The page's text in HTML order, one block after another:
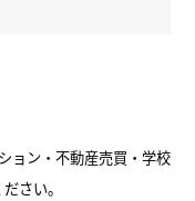
ョン・不動産売買・学校
さい。